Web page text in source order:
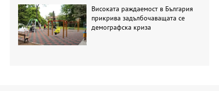
Високата раждаемост в България
прикрива задълбочаващата се
демографска криза